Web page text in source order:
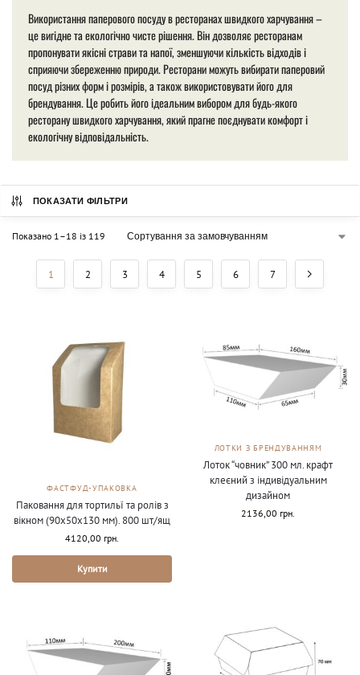
Використання паперового посуду в ресторанах швидкого харчування –
це вигідне та екологічно чисте рішення. Він дозволяє ресторанам
пропонувати якісні страви та напої, зменшуючи кількість відходів і
сприяючи збереженню природи. Ресторани можуть вибирати паперовий
посуд різних форм і розмірів, а також використовувати його для
брендування. Це робить його ідеальним вибором для будь-якого
ресторану швидкого харчування, який прагне поєднувати комфорт і
екологічну відповідальність.
ПОКАЗАТИ ФІЛЬТРИ
Показано 1–18 із 119
1 2 3 4 5 6 7
ФАСТФУД-УПАКОВКА
Паковання для тортильї та ролів з
вікном (90х50х130 мм). 800 шт/ящ
4120,00 грн.
Купити
ЛОТКИ З БРЕНДУВАННЯМ
Лоток “човник” 300 мл. крафт
клеєний з індивідуальним
дизайном
2136,00 грн.